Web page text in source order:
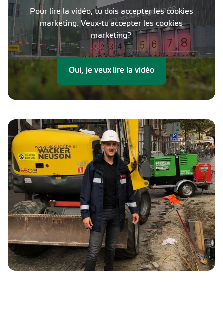
Pour lire la vidéo, tu dois accepter les cookies
marketing. Veux-tu accepter les cookies
marketing?
Oui, je veux lire la vidéo